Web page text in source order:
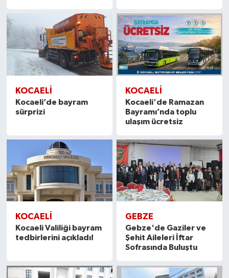
KOCAELİ
Kocaeli’de bayram
sürprizi
KOCAELİ
Kocaeli'de Ramazan
Bayramı’nda toplu
ulaşım ücretsiz
KOCAELİ
Kocaeli Valiliği bayram
tedbirlerini açıkladı!
GEBZE
Gebze'de Gaziler ve
Şehit Aileleri İftar
Sofrasında Buluştu